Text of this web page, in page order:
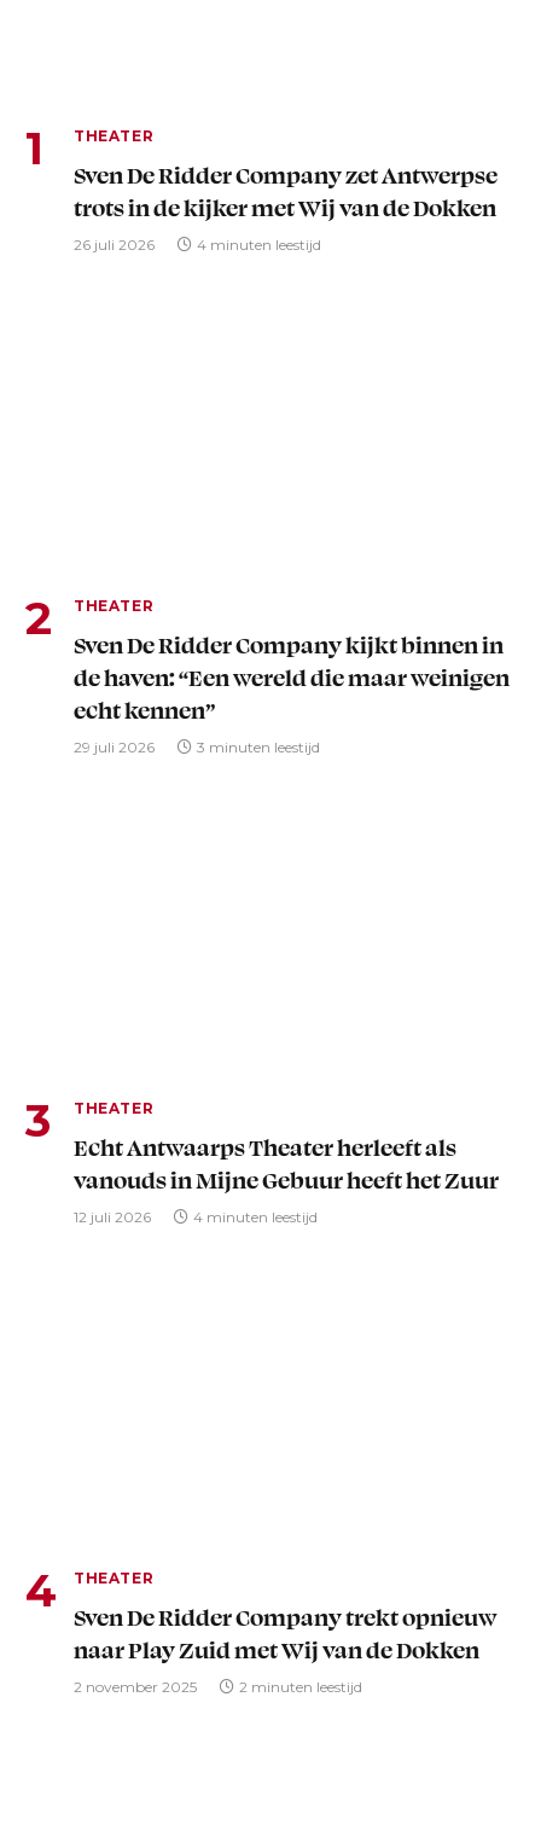
THEATER
Sven De Ridder Company zet Antwerpse
trots in de kijker met Wij van de Dokken
26 juli 2026 4 minuten leestijd
THEATER
Sven De Ridder Company kijkt binnen in
de haven: “Een wereld die maar weinigen
echt kennen”
29 juli 2026 3 minuten leestijd
THEATER
Echt Antwaarps Theater herleeft als
vanouds in Mijne Gebuur heeft het Zuur
12 juli 2026 4 minuten leestijd
THEATER
Sven De Ridder Company trekt opnieuw
naar Play Zuid met Wij van de Dokken
2 november 2025 2 minuten leestijd